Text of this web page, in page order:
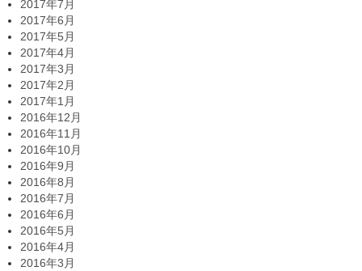
2017年7月
2017年6月
2017年5月
2017年4月
2017年3月
2017年2月
2017年1月
2016年12月
2016年11月
2016年10月
2016年9月
2016年8月
2016年7月
2016年6月
2016年5月
2016年4月
2016年3月